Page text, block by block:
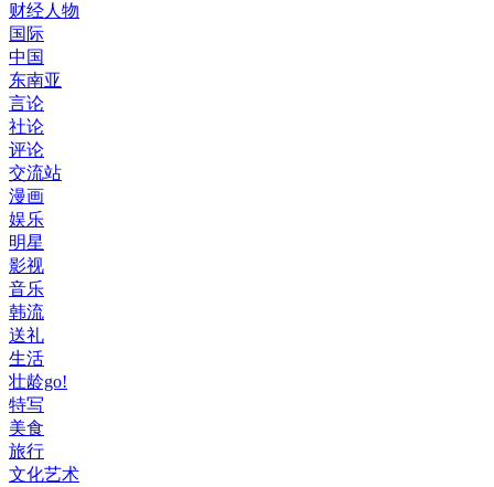
财经人物
国际
中国
东南亚
言论
社论
评论
交流站
漫画
娱乐
明星
影视
音乐
韩流
送礼
生活
壮龄go!
特写
美食
旅行
文化艺术